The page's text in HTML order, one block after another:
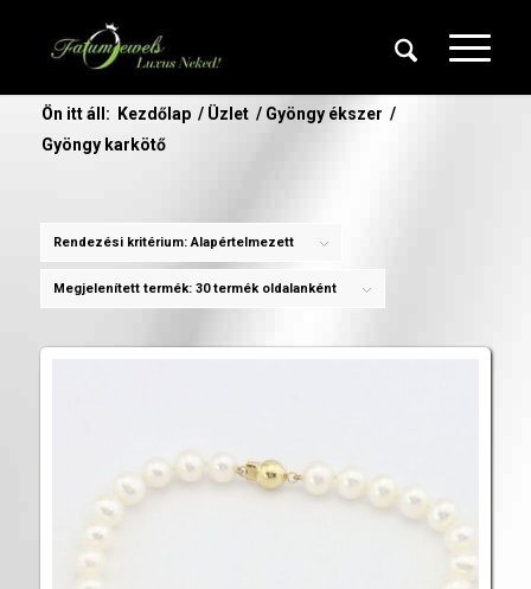
Ön itt áll: Kezdőlap / Üzlet / Gyöngy ékszer /
Gyöngy karkötő
Rendezési kritérium:Alapértelmezett
Megjelenített termék: 30 termék oldalanként